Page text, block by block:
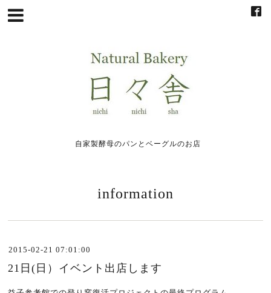
自家製酵母のパンとベーグルのお店
information
2015-02-21 07:01:00
21日(日）イベント出店します